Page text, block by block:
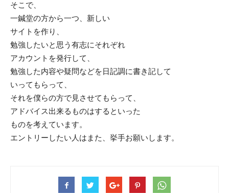
そこで、
一鍼堂の方から一つ、新しい
サイトを作り、
勉強したいと思う有志にそれぞれ
アカウントを発行して、
勉強した内容や疑問などを日記調に書き記して
いってもらって、
それを僕らの方で見させてもらって、
アドバイス出来るものはするといった
ものを考えています。
エントリーしたい人はまた、挙手お願いします。